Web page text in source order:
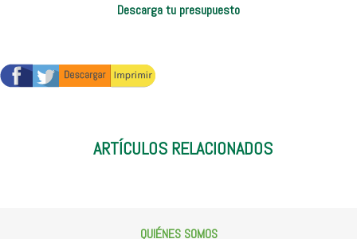
Descarga tu presupuesto
ARTÍCULOS RELACIONADOS
QUIÉNES SOMOS